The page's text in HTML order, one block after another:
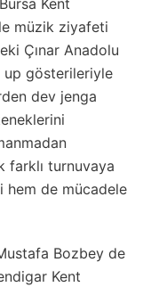
Kent
müzik ziyafeti
Çınar Anadolu
up gösterileriyle
dev jenga
turnuvaya
hem de mücadele
Bozbey de
Kent